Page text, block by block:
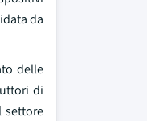
da
delle
di
settore